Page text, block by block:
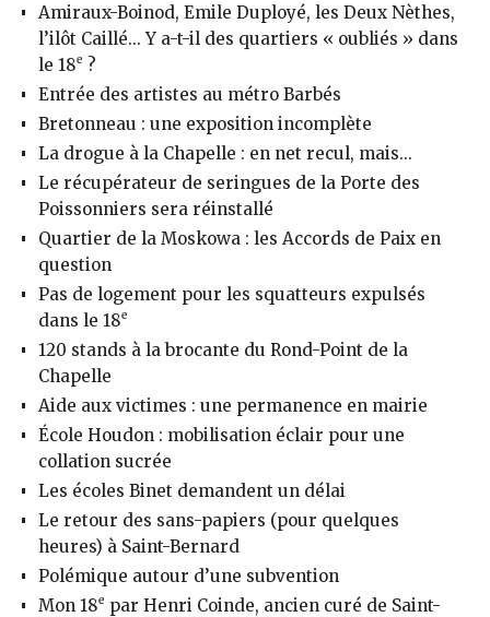
Amiraux-Boinod, Emile Duployé, les Deux Nèthes,
l’ilôt Caillé... Y a-t-il des quartiers « oubliés » dans
le 18e ?
Entrée des artistes au métro Barbés
Bretonneau : une exposition incomplète
La drogue à la Chapelle : en net recul, mais...
Le récupérateur de seringues de la Porte des
Poissonniers sera réinstallé
Quartier de la Moskowa : les Accords de Paix en
question
Pas de logement pour les squatteurs expulsés
dans le 18e
120 stands à la brocante du Rond-Point de la
Chapelle
Aide aux victimes : une permanence en mairie
École Houdon : mobilisation éclair pour une
collation sucrée
Les écoles Binet demandent un délai
Le retour des sans-papiers (pour quelques
heures) à Saint-Bernard
Polémique autour d’une subvention
Mon 18e par Henri Coinde, ancien curé de Saint-